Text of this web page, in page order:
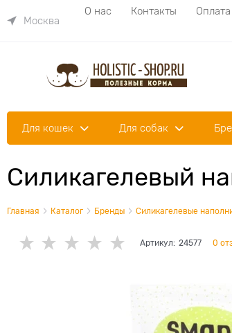
Москва
О нас Контакты Оплата
Для кошек Для собак
Силикагелевый
Главная Каталог Бренды Силикагелевые
Артикул: 24577 0